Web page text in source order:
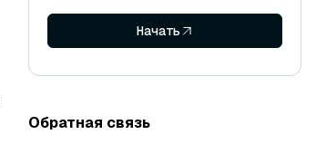
Начать
Обратная связь